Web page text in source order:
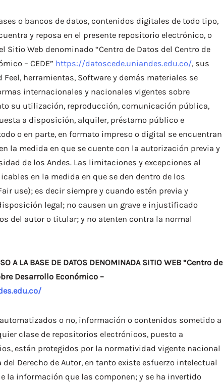
o bancos de datos, contenidos digitales de todo tipo,
y reposa en el presente repositorio electrónico, o
Sitio Web denominado “Centro de Datos del Centro de
– CEDE” https://datoscede.uniandes.edu.co/, sus
herramientas, Software y demás materiales se
internacionales y nacionales vigentes sobre
su utilización, reproducción, comunicación pública,
a disposición, alquiler, préstamo público e
o en parte, en formato impreso o digital se encuentran
la medida en que se cuente con la autorización previa y
de los Andes. Las limitaciones y excepciones al
en la medida en que se den dentro de los
use); es decir siempre y cuando estén previa y
legal; no causen un grave e injustificado
del autor o titular; y no atenten contra la normal
A LA BASE DE DATOS DENOMINADA SITIO WEB “Centro de
Desarrollo Económico –
o no, información o contenidos sometido a
clase de repositorios electrónicos, puesto a
están protegidos por la normatividad vigente nacional
Derecho de Autor, en tanto existe esfuerzo intelectual
la información que las componen; y se ha invertido